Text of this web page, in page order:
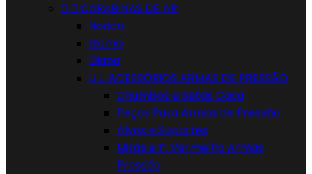
  CARABINAS DE AR
Norica
Gamo
Diana
  ACESSÓRIOS ARMAS DE PRESSÃO
Chumbos e Setas Caça
Peças Para Armas de Pressão
Alvos e Suportes
Miras e P. Vermelho Armas
Pressão